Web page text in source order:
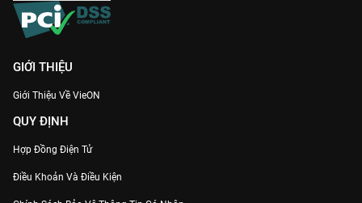
GIỚI THIỆU
Giới Thiệu Về VieON
QUY ĐỊNH
Hợp Đồng Điện Tử
Điều Khoản Và Điều Kiện